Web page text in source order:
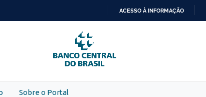
PARA
O
CONTEÚDO
ACESSO À INFORMAÇÃO
Sobre o Portal